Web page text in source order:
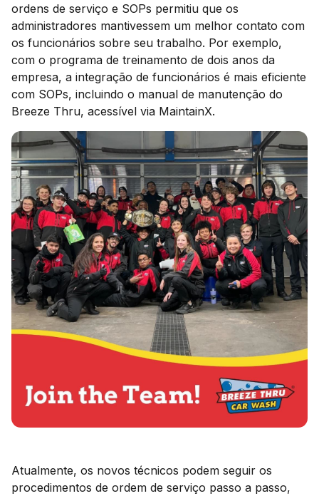
ordens de serviço e SOPs permitiu que os
administradores mantivessem um melhor contato com
os funcionários sobre seu trabalho. Por exemplo,
com o programa de treinamento de dois anos da
empresa, a integração de funcionários é mais eficiente
com SOPs, incluindo o manual de manutenção do
Breeze Thru, acessível via MaintainX.
Atualmente, os novos técnicos podem seguir os
procedimentos de ordem de serviço passo a passo,